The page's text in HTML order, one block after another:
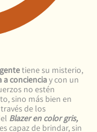
tiene su misterio,
a concienciay con un
no estén
sino más bien en
de los
Blazer en color gris,
es capaz de brindar, sin